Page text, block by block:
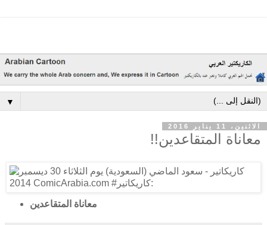
▼
الاثنين، 11 يناير 2016
معاناة المتقاعدين!!